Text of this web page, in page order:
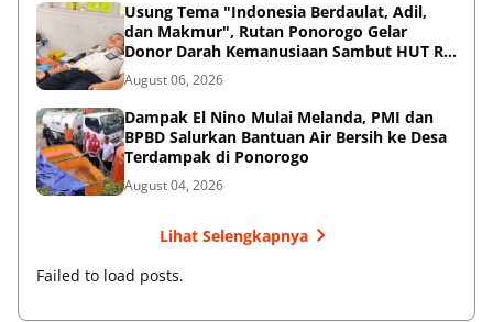
Usung Tema "Indonesia Berdaulat, Adil,
dan Makmur", Rutan Ponorogo Gelar
Donor Darah Kemanusiaan Sambut HUT RI
ke-81
August 06, 2026
Dampak El Nino Mulai Melanda, PMI dan
BPBD Salurkan Bantuan Air Bersih ke Desa
Terdampak di Ponorogo
August 04, 2026
Lihat Selengkapnya
Failed to load posts.